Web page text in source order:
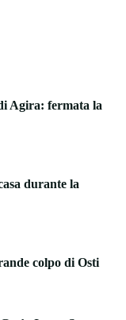
Agira: fermata la
durante la
colpo di Osti